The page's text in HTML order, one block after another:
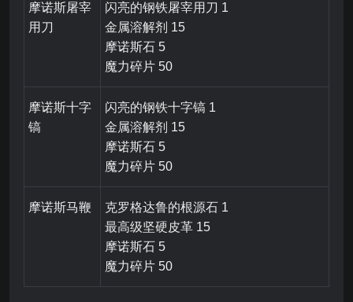
摩诺斯屠宰
用刀
闪亮的钢铁屠宰用刀 1
金属溶解剂 15
摩诺斯石 5
魔力碎片 50
摩诺斯十字
镐
闪亮的钢铁十字镐 1
金属溶解剂 15
摩诺斯石 5
魔力碎片 50
摩诺斯马鞭
克罗格达鲁的根源石 1
最高级坚硬皮革 15
摩诺斯石 5
魔力碎片 50